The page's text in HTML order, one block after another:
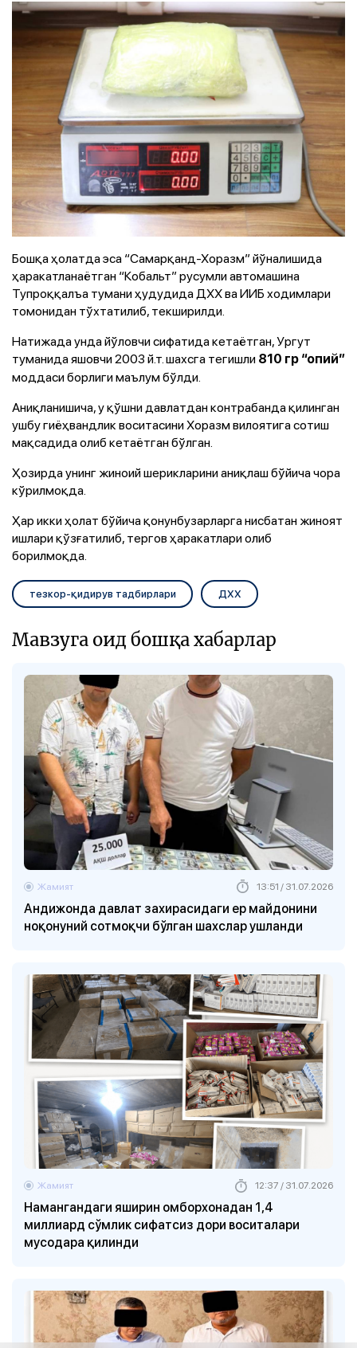
Бошқа ҳолатда эса “Самарқанд-Хоразм” йўналишида
ҳаракатланаётган “Кобальт” русумли автомашина
Тупроққалъа тумани ҳудудида ДХХ ва ИИБ ходимлари
томонидан тўхтатилиб, текширилди.
Натижада унда йўловчи сифатида кетаётган, Ургут
туманида яшовчи 2003 й.т. шахсга тегишли 810 гр “опий”
моддаси борлиги маълум бўлди.
Аниқланишича, у қўшни давлатдан контрабанда қилинган
ушбу гиёҳвандлик воситасини Хоразм вилоятига сотиш
мақсадида олиб кетаётган бўлган.
Ҳозирда унинг жиноий шерикларини аниқлаш бўйича чора
кўрилмоқда.
Ҳар икки ҳолат бўйича қонунбузарларга нисбатан жиноят
ишлари қўзғатилиб, тергов ҳаракатлари олиб
борилмоқда.
тезкор-қидирув тадбирлари ДХХ
Мавзуга оид бошқа хабарлар
Андижонда давлат захирасидаги ер майдонини
ноқонуний сотмоқчи бўлган шахслар ушланди
Жамият 13:51 / 31.07.2026
Намангандаги яширин омборхонадан 1,4
миллиард сўмлик сифатсиз дори воситалари
мусодара қилинди
Жамият 12:37 / 31.07.2026